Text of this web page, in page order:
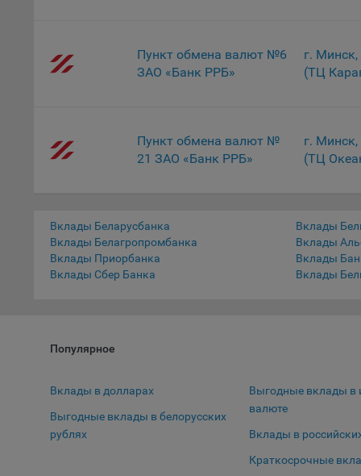
9.5.
При
Пункт обмена валют №6
ЗАО «Банк РРБ»
г. Минск,
(ТЦ
Пункт обмена валют №
21 ЗАО «Банк РРБ»
г.
(ТЦ
Вклады Беларусбанка
Вклады Белагропромбанка
Вклады Приорбанка
Вклады Сбер Банка
Вклады
Вклады
Вклады
Вклады
Популярное
Вклады в долларах
Выгодные вклады в белорусских
рублях
Выгодные вклады в
валюте
Вклады в
Краткосрочные